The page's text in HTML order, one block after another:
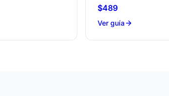
$489
Ver guía